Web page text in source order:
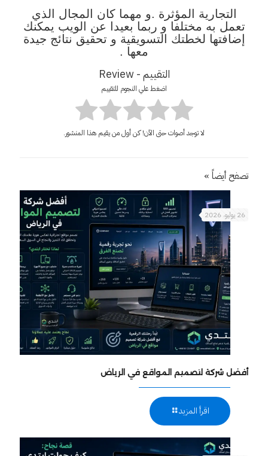
التجارية المؤثرة .و مهما كان المجال الذي
تعمل به مختلفا و ربما بعيدا عن الويب يمكنك
إضافتها لخطتك التسويقية و تحقيق نتائج جيدة
معها .
التقييم - Review
اضغط علي النجوم للتقييم
لا توجد أصوات حتى الآن! كن أول من يقيم هذا المنشور.
تصفح أيضاً »
26 يوليو، 2026
أفضل شركة لتصميم المواقع في الرياض
اقرأ المزيد